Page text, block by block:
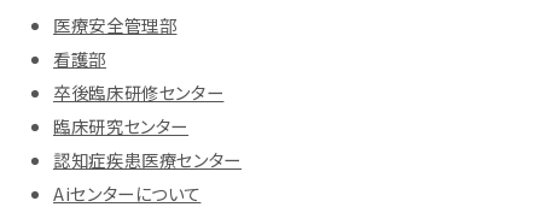
医療安全管理部
看護部
卒後臨床研修センター
臨床研究センター
認知症疾患医療センター
Aiセンターについて